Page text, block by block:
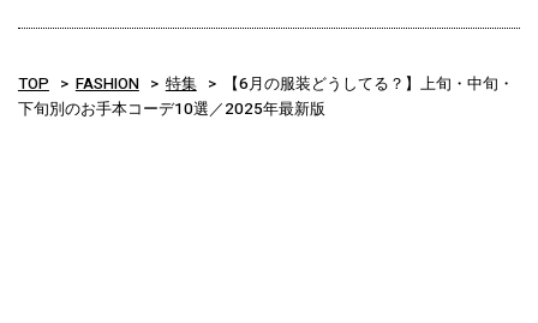
TOP FASHION 特集
【6月の服装どうしてる？】上旬・中旬・
下旬別のお手本コーデ10選／2025年最新版